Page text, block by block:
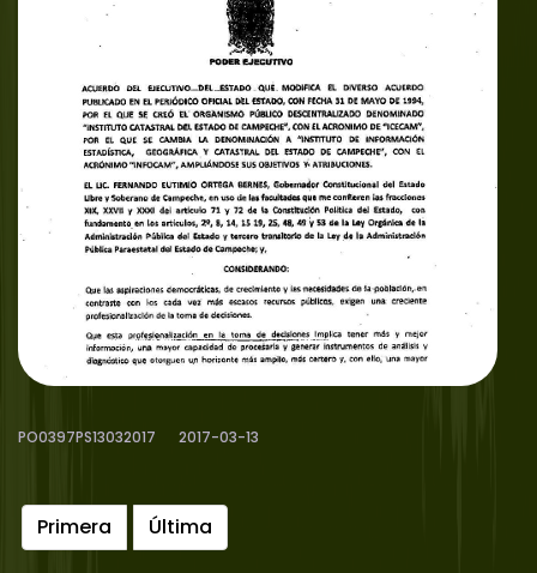
PO0397PS13032017 2017-03-13
Primera Última